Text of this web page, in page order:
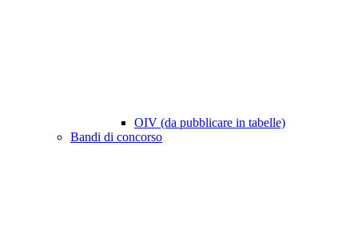
OIV (da pubblicare in tabelle)
Bandi di concorso